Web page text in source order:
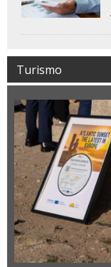
Turismo